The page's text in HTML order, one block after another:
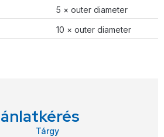
5 × outer diameter
10 × outer diameter
Tárgy